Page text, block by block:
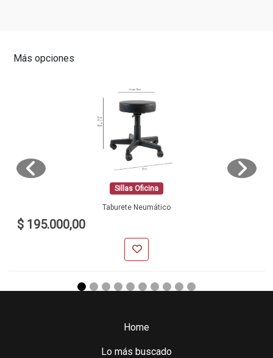
Más opciones
Sillas Oficina
Taburete Neumático
$ 195.000,00
Home
Lo más buscado